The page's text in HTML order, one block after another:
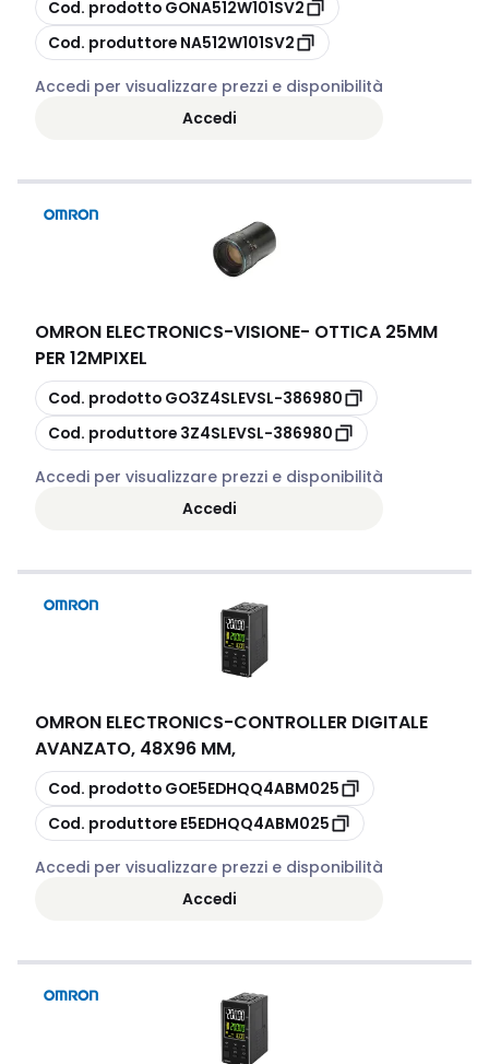
Cod. prodotto GONA512W101SV2
copia
Cod. produttore NA512W101SV2
Accedi per visualizzare prezzi e disponibilità
Accedi
OMRON ELECTRONICS-VISIONE- OTTICA 25MM
PER 12MPIXEL
copia
Cod. prodotto GO3Z4SLEVSL-386980
copia
Cod. produttore 3Z4SLEVSL-386980
Accedi per visualizzare prezzi e disponibilità
Accedi
OMRON ELECTRONICS-CONTROLLER DIGITALE
AVANZATO, 48X96 MM,
copia
Cod. prodotto GOE5EDHQQ4ABM025
copia
Cod. produttore E5EDHQQ4ABM025
Accedi per visualizzare prezzi e disponibilità
Accedi